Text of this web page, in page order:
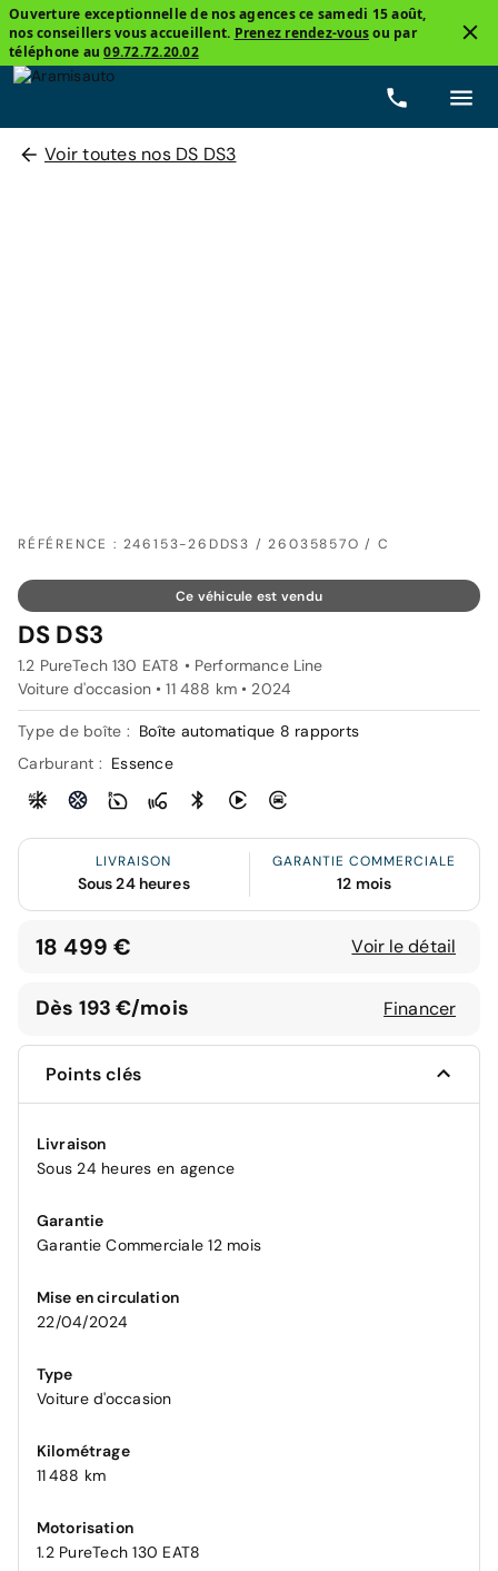
Ouverture exceptionnelle de nos agences ce samedi 15 août,
nos conseillers vous accueillent. Prenez rendez-vousou par
téléphone au09.72.72.20.02
Voir toutes nos DS DS3
RÉFÉRENCE : 246153-26DDS3 / 26035857O / C
Ce véhicule est vendu
DS DS3
1.2 PureTech 130 EAT8 • Performance Line
Voiture d'occasion • 11 488 km • 2024
Type de boîte : Boîte automatique 8 rapports
Carburant : Essence
LIVRAISON
Sous 24 heures
GARANTIE COMMERCIALE
12 mois
18 499 € Voir le détail
Dès 193 €/mois Financer
Points clés
Livraison
Sous 24 heures en agence
Garantie
Garantie Commerciale 12 mois
Mise en circulation
22/04/2024
Type
Voiture d'occasion
Kilométrage
11 488 km
Motorisation
1.2 PureTech 130 EAT8